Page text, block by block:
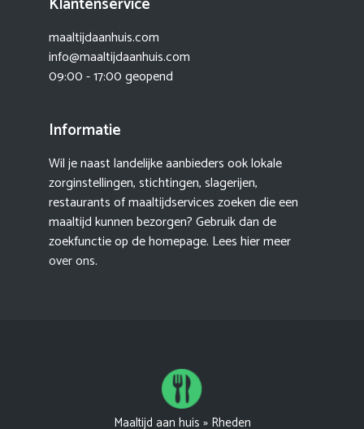
maaltijdaanhuis.com
info@maaltijdaanhuis.com
09:00 - 17:00 geopend
Informatie
Wil je naast landelijke aanbieders ook lokale
zorginstellingen, stichtingen, slagerijen,
restaurants of maaltijdservices zoeken die een
maaltijd kunnen bezorgen? Gebruik dan de
zoekfunctie op de homepage. Lees hier meer
over ons.
Maaltijd aan huis » Rheden